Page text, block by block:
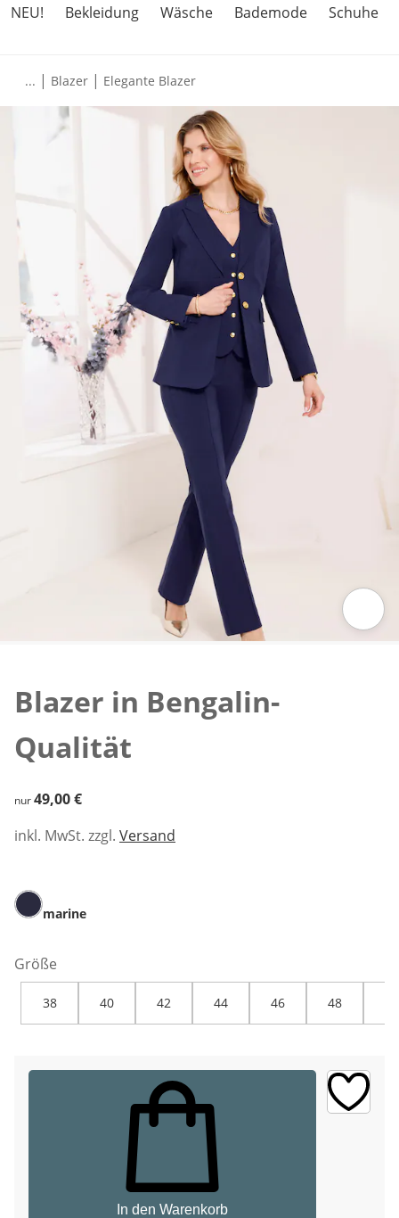
NEU!
Bekleidung Wäsche Bademode Schuhe
... | Blazer | Elegante Blazer
Blazer in Bengalin-
Qualität
49,00 €
nur49,00 €
inkl. MwSt. zzgl. Versand
marine
Größe
38 40 42 44 46 48
In den Warenkorb